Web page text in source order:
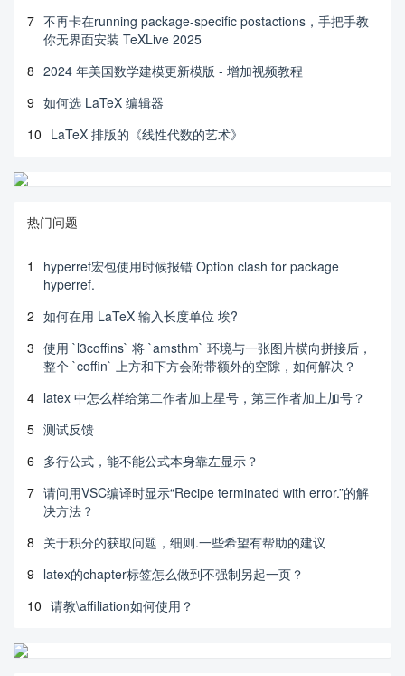
7 不再卡在running package-specific postactions，手把手教
你无界面安装 TeXLive 2025
8 2024 年美国数学建模更新模版 - 增加视频教程
9 如何选 LaTeX 编辑器
10 LaTeX 排版的《线性代数的艺术》
热门问题
1
hyperref宏包使用时候报错 Option clash for package
hyperref.
2 如何在用 LaTeX 输入长度单位 埃?
3 使用 `l3coffins` 将 `amsthm` 环境与一张图片横向拼接后，
整个 `coffin` 上方和下方会附带额外的空隙，如何解决？
4 latex 中怎么样给第二作者加上星号，第三作者加上加号？
5 测试反馈
6 多行公式，能不能公式本身靠左显示？
7 请问用VSC编译时显示“Recipe terminated with error.”的解
决方法？
8 关于积分的获取问题，细则.一些希望有帮助的建议
9 latex的chapter标签怎么做到不强制另起一页？
10 请教\affiliation如何使用？